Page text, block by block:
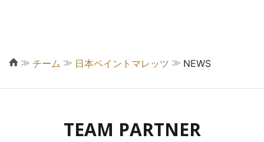
≫ チーム ≫ 日本ペイントマレッツ ≫ NEWS
TEAM PARTNER